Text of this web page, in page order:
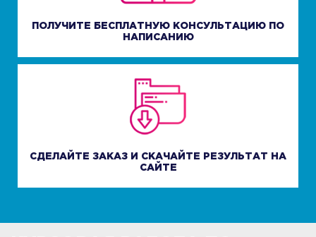
ПОЛУЧИТЕ БЕСПЛАТНУЮ КОНСУЛЬТАЦИЮ ПО
НАПИСАНИЮ
СДЕЛАЙТЕ ЗАКАЗ И СКАЧАЙТЕ РЕЗУЛЬТАТ НА
САЙТЕ